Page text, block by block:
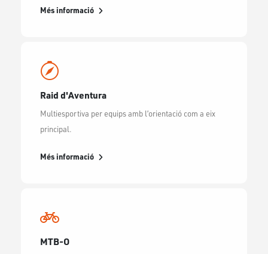
Més informació
Raid d'Aventura
Multiesportiva per equips amb l’orientació com a eix
principal.
Més informació
MTB-O